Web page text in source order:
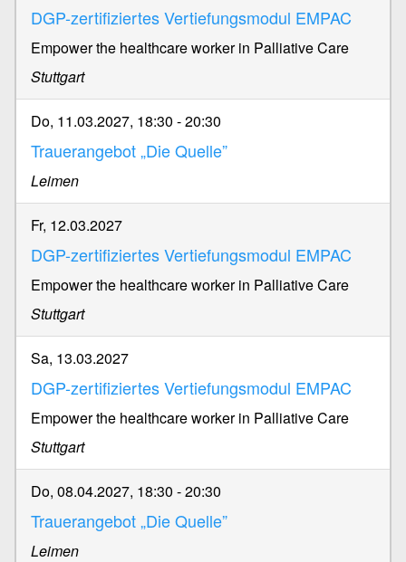
DGP-zertifiziertes Vertiefungsmodul EMPAC
Empower the healthcare worker in Palliative Care
Stuttgart
Do, 11.03.2027, 18:30 -20:30
Trauerangebot „Die Quelle”
Leimen
Fr, 12.03.2027
DGP-zertifiziertes Vertiefungsmodul EMPAC
Empower the healthcare worker in Palliative Care
Stuttgart
Sa, 13.03.2027
DGP-zertifiziertes Vertiefungsmodul EMPAC
Empower the healthcare worker in Palliative Care
Stuttgart
Do, 08.04.2027, 18:30 -20:30
Trauerangebot „Die Quelle”
Leimen